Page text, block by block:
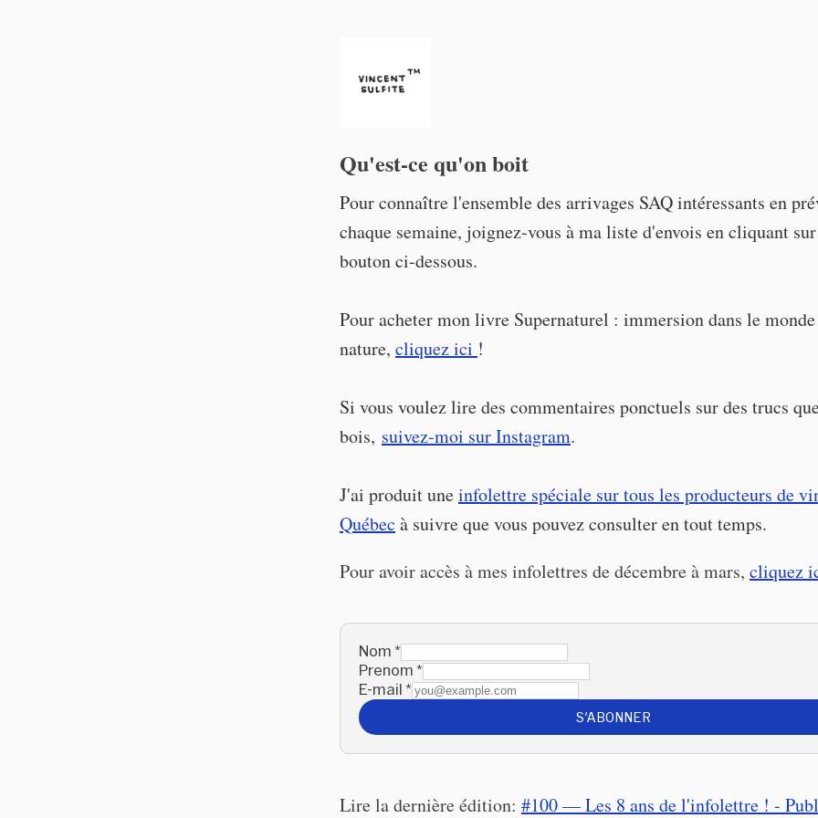
Qu'est-ce qu'on boit
Pour connaître l'ensemble des arrivages SAQ intéressants en
chaque semaine, joignez-vous à ma liste d'envois en cliquant
bouton ci-dessous.
Pour acheter mon livre Supernaturel : immersion dans le
nature, cliquez ici !
Si vous voulez lire des commentaires ponctuels sur des trucs
bois, suivez-moi sur Instagram.
J'ai produit uneinfolettre spéciale sur tous les producteurs de
Québec à suivre que vous pouvez consulter en tout temps.
Pour avoir accès à mes infolettres de décembre à mars, cliquez
Nom *
Prenom *
E-mail *
S'ABONNER
Lire la dernière édition: #100 — Les 8 ans de l'infolettre ! -